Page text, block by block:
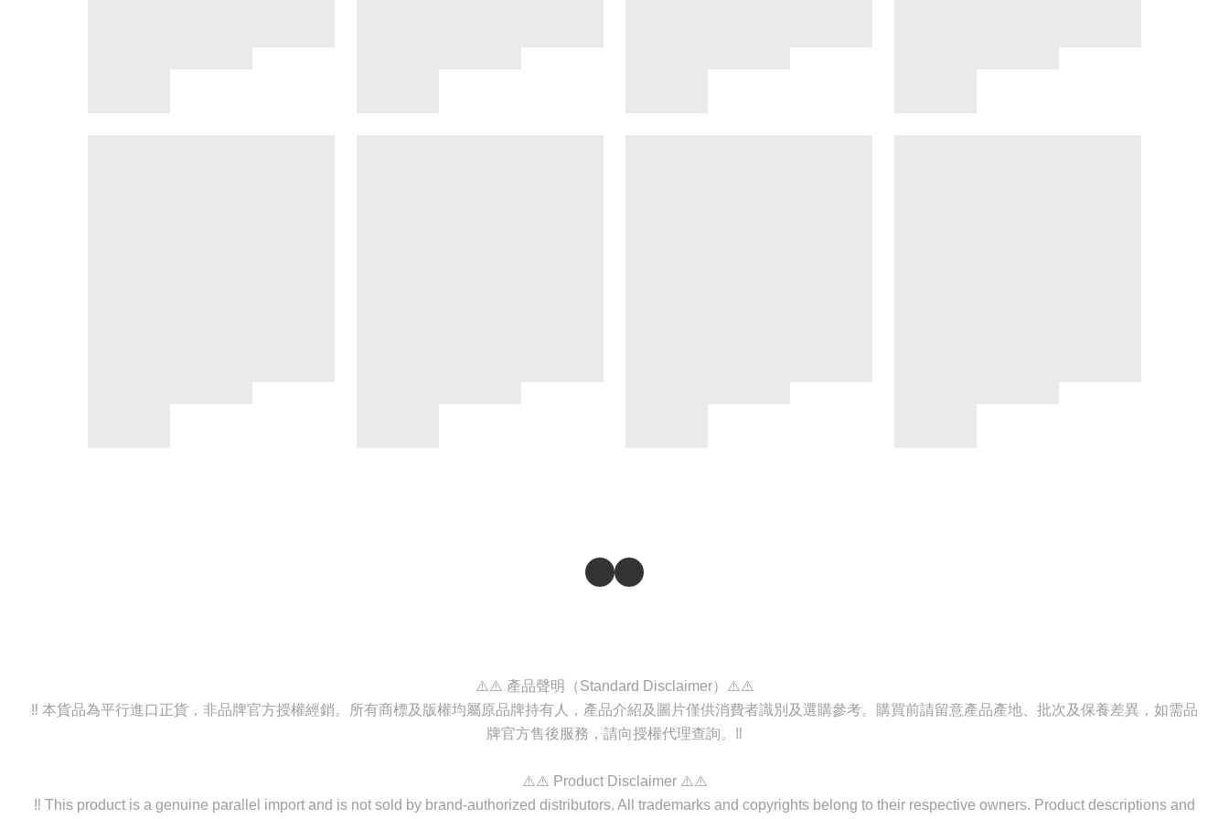
⚠️⚠️ 產品聲明（Standard Disclaimer）⚠️⚠️
‼️ 本貨品為平行進口正貨，非品牌官方授權經銷。所有商標及版權均屬原品牌持有人，產品介紹及圖片僅供消費者識別及選購參考。購買前請留意產品產地、批次及保養差異，如需品
牌官方售後服務，請向授權代理查詢。‼️
⚠️⚠️ Product Disclaimer ⚠️⚠️
‼️ This product is a genuine parallel import and is not sold by brand-authorized distributors. All trademarks and copyrights belong to their respective owners. Product descriptions and